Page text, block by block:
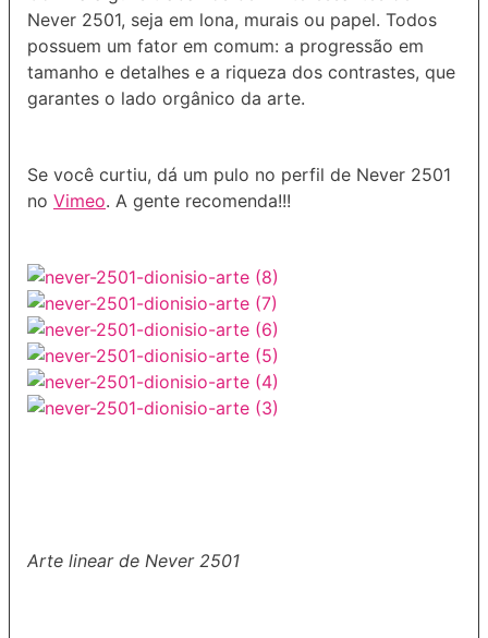
Never 2501, seja em lona, murais ou papel. Todos
possuem um fator em comum: a progressão em
tamanho e detalhes e a riqueza dos contrastes, que
garantes o lado orgânico da arte.
Se você curtiu, dá um pulo no perfil de Never 2501
no Vimeo. A gente recomenda!!!
Arte linear de Never 2501